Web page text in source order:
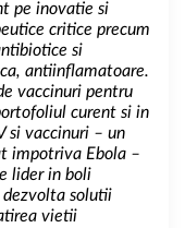
pe inovatie si
critice precum
si
antiinflamatoare.
vaccinuri pentru
curent si in
si vaccinuri – un
impotriva Ebola –
lider in boli
dezvolta solutii
vietii